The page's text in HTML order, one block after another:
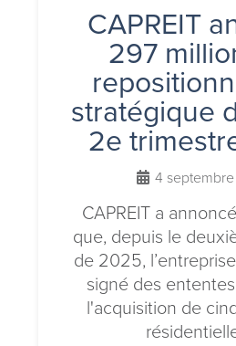
CAPREIT
297
stratégique
2e
4
CAPREIT a
que, depuis le
de 2025,
signé des
l'acquisition de